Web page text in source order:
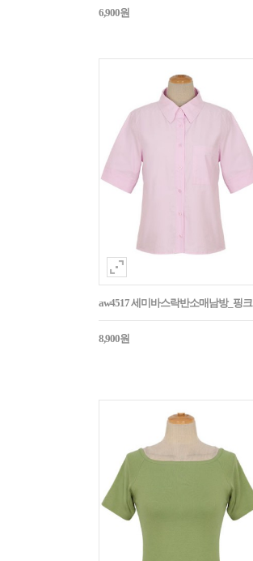
6,900원
aw4517 세미바스락반소매남방_핑크
8,900원